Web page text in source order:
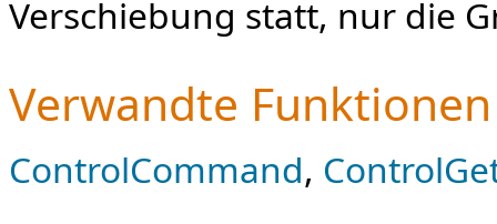
Verschiebung statt, nur die
Verwandte Funktionen
ControlCommand,